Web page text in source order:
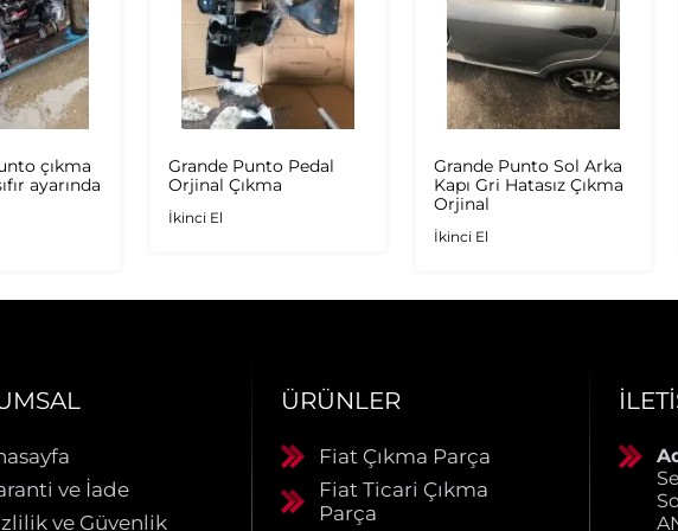
çıkma
ayarında
Grande Punto Pedal
Orjinal Çıkma
İkinci El
Grande Punto Sol Arka
Kapı Gri Hatasız Çıkma
Orjinal
İkinci El
ve İade
ve Güvenlik
ÜRÜNLER
Fiat Çıkma Parça
Fiat Ticari Çıkma
Parça